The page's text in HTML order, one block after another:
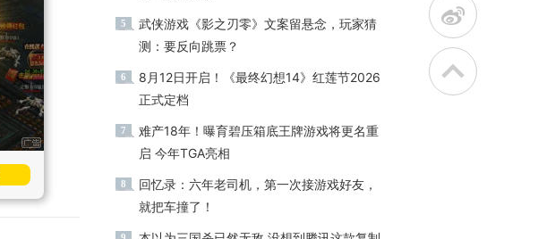
5
武侠游戏《影之刃零》文案留悬念，玩家猜
测：要反向跳票？
6
8月12日开启！《最终幻想14》红莲节2026
正式定档
7
难产18年！曝育碧压箱底王牌游戏将更名重
启 今年TGA亮相
8
回忆录：六年老司机，第一次接游戏好友，
就把车撞了！
t